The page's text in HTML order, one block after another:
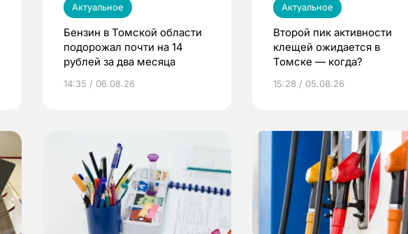
Актуальное
Бензин в Томской области
подорожал почти на 14
рублей за два месяца
14:35 / 06.08.26
Актуальное
Второй пик активности
клещей ожидается в
Томске — когда?
15:28 / 05.08.26